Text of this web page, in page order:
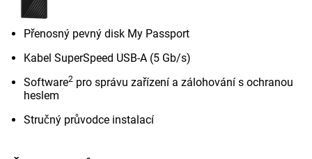
Přenosný pevný disk My Passport
Kabel SuperSpeed USB-A (5 Gb/s)
Software2 pro správu zařízení a zálohování s ochranou
heslem
Stručný průvodce instalací